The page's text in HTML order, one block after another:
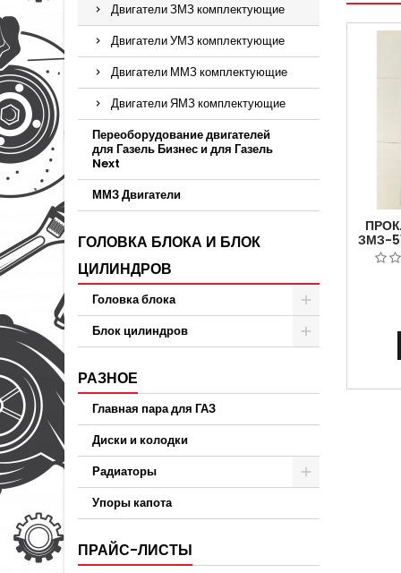
Двигатели ЗМЗ комплектующие
Двигатели УМЗ комплектующие
Двигатели ММЗ комплектующие
Двигатели ЯМЗ комплектующие
Переоборудование двигателей
для Газель Бизнес и для Газель
Next
ММЗ Двигатели
ГОЛОВКА БЛОКА И БЛОК
ЦИЛИНДРОВ
Головка блока
Блок цилиндров
РАЗНОЕ
Главная пара для ГАЗ
Диски и колодки
Радиаторы
Упоры капота
ПРАЙС-ЛИСТЫ
ЗМЗ-